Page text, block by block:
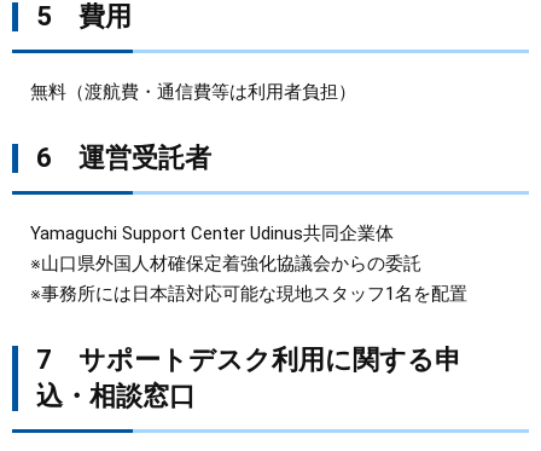
5 費用
無料（渡航費・通信費等は利用者負担）
6 運営受託者
Yamaguchi Support Center Udinus共同企業体
※山口県外国人材確保定着強化協議会からの委託
※事務所には日本語対応可能な現地スタッフ1名を配置
7 サポートデスク利用に関する申
込・相談窓口